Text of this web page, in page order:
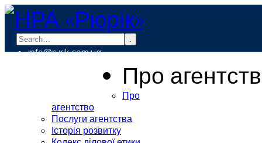
.
info@rurik.com.ua
Про
Про
агентство
Послуги агентства
Історія розвитку